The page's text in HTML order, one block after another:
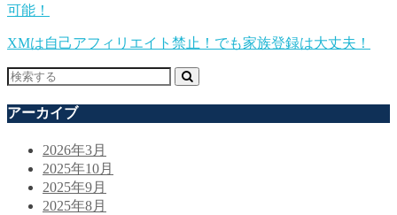
可能！
XMは自己アフィリエイト禁止！でも家族登録は大丈夫！
アーカイブ
2026年3月
2025年10月
2025年9月
2025年8月